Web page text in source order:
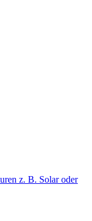
z. B. Solar oder